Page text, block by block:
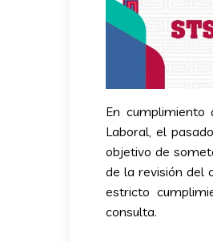
En cumplimiento
Laboral, el
objetivo de
de la revisión del
estricto
consulta.